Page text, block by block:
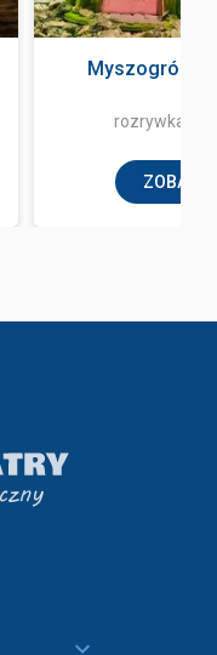
Myszogród
rozrywka i
ZOBACZ